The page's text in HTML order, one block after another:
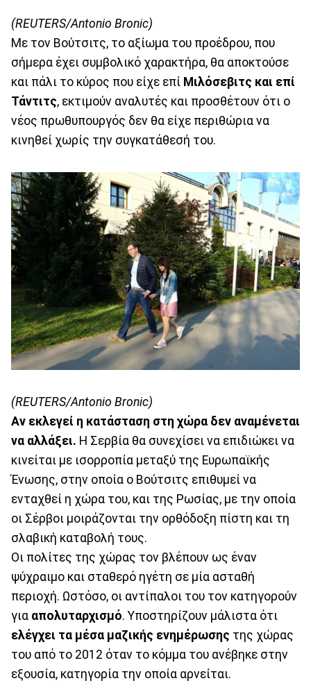
(REUTERS/Antonio Bronic)
Με τον Βούτσιτς, το αξίωμα του προέδρου, που
σήμερα έχει συμβολικό χαρακτήρα, θα αποκτούσε
και πάλι το κύρος που είχε επί Μιλόσεβιτς και επί
Τάντιτς, εκτιμούν αναλυτές και προσθέτουν ότι ο
νέος πρωθυπουργός δεν θα είχε περιθώρια να
κινηθεί χωρίς την συγκατάθεσή του.
(REUTERS/Antonio Bronic)
Αν εκλεγεί η κατάσταση στη χώρα δεν αναμένεται
να αλλάξει. Η Σερβία θα συνεχίσει να επιδιώκει να
κινείται με ισορροπία μεταξύ της Ευρωπαϊκής
Ένωσης, στην οποία ο Βούτσιτς επιθυμεί να
ενταχθεί η χώρα του, και της Ρωσίας, με την οποία
οι Σέρβοι μοιράζονται την ορθόδοξη πίστη και τη
σλαβική καταβολή τους.
Οι πολίτες της χώρας τον βλέπουν ως έναν
ψύχραιμο και σταθερό ηγέτη σε μία ασταθή
περιοχή. Ωστόσο, οι αντίπαλοι του τον κατηγορούν
για απολυταρχισμό. Υποστηρίζουν μάλιστα ότι
ελέγχει τα μέσα μαζικής ενημέρωσης της χώρας
του από το 2012 όταν το κόμμα του ανέβηκε στην
εξουσία, κατηγορία την οποία αρνείται.